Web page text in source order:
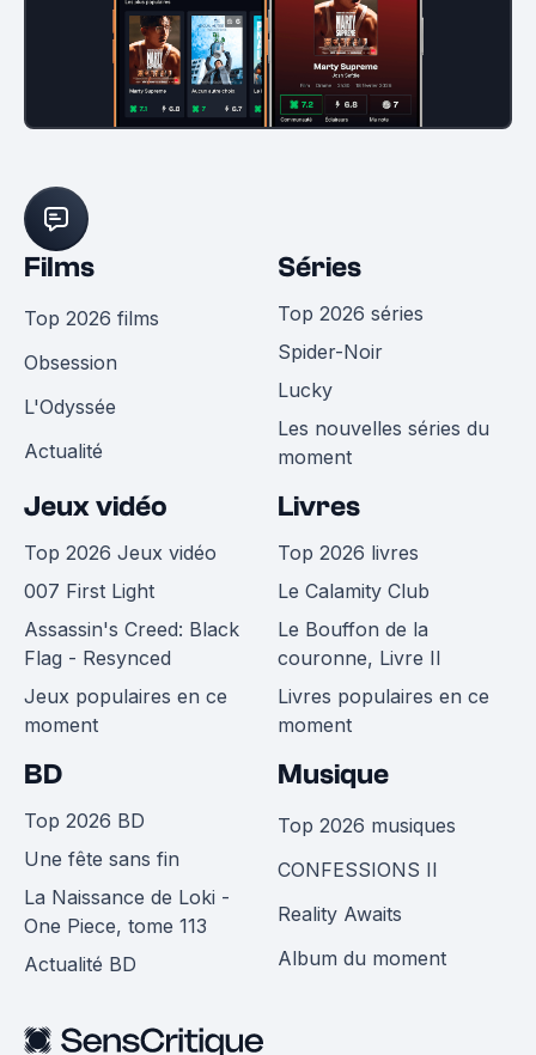
Films
Top 2026 films
Obsession
L'Odyssée
Actualité
Séries
Top 2026 séries
Spider-Noir
Lucky
Les nouvelles séries du
moment
Jeux vidéo
Top 2026 Jeux vidéo
007 First Light
Assassin's Creed: Black
Flag - Resynced
Jeux populaires en ce
moment
Livres
Top 2026 livres
Le Calamity Club
Le Bouffon de la
couronne, Livre II
Livres populaires en ce
moment
BD
Top 2026 BD
Une fête sans fin
La Naissance de Loki -
One Piece, tome 113
Actualité BD
Musique
Top 2026 musiques
CONFESSIONS II
Reality Awaits
Album du moment